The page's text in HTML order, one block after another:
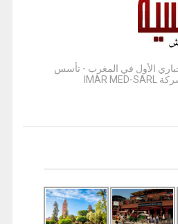
الأول في المغرب - تأسس